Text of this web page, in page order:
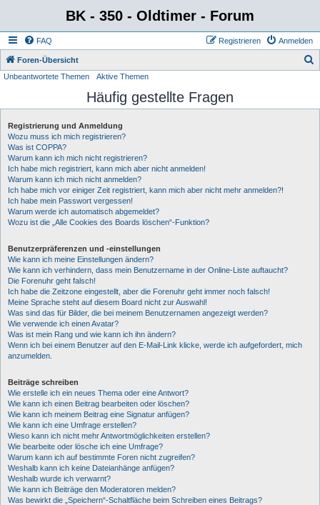
BK - 350 - Oldtimer - Forum
FAQ Anmelden
Registrieren
Foren-Übersicht
h
Unbeantwortete Themen Aktive Themen
Häufig gestellte Fragen
Registrierung und Anmeldung
Wozu muss ich mich registrieren?
Was ist COPPA?
Warum kann ich mich nicht registrieren?
Ich habe mich registriert, kann mich aber nicht anmelden!
Warum kann ich mich nicht anmelden?
Ich habe mich vor einiger Zeit registriert, kann mich aber nicht mehr anmelden?!
Ich habe mein Passwort vergessen!
Warum werde ich automatisch abgemeldet?
Wozu ist die „Alle Cookies des Boards löschen“-Funktion?
Benutzerpräferenzen und -einstellungen
Wie kann ich meine Einstellungen ändern?
Wie kann ich verhindern, dass mein Benutzername in der Online-Liste auftaucht?
Die Forenuhr geht falsch!
Ich habe die Zeitzone eingestellt, aber die Forenuhr geht immer noch falsch!
Meine Sprache steht auf diesem Board nicht zur Auswahl!
Was sind das für Bilder, die bei meinem Benutzernamen angezeigt werden?
Wie verwende ich einen Avatar?
Was ist mein Rang und wie kann ich ihn ändern?
Wenn ich bei einem Benutzer auf den E-Mail-Link klicke, werde ich aufgefordert, mich
anzumelden.
Beiträge schreiben
Wie erstelle ich ein neues Thema oder eine Antwort?
Wie kann ich einen Beitrag bearbeiten oder löschen?
Wie kann ich meinem Beitrag eine Signatur anfügen?
Wie kann ich eine Umfrage erstellen?
Wieso kann ich nicht mehr Antwortmöglichkeiten erstellen?
Wie bearbeite oder lösche ich eine Umfrage?
Warum kann ich auf bestimmte Foren nicht zugreifen?
Weshalb kann ich keine Dateianhänge anfügen?
Weshalb wurde ich verwarnt?
Wie kann ich Beiträge den Moderatoren melden?
Was bewirkt die „Speichern“-Schaltfläche beim Schreiben eines Beitrags?